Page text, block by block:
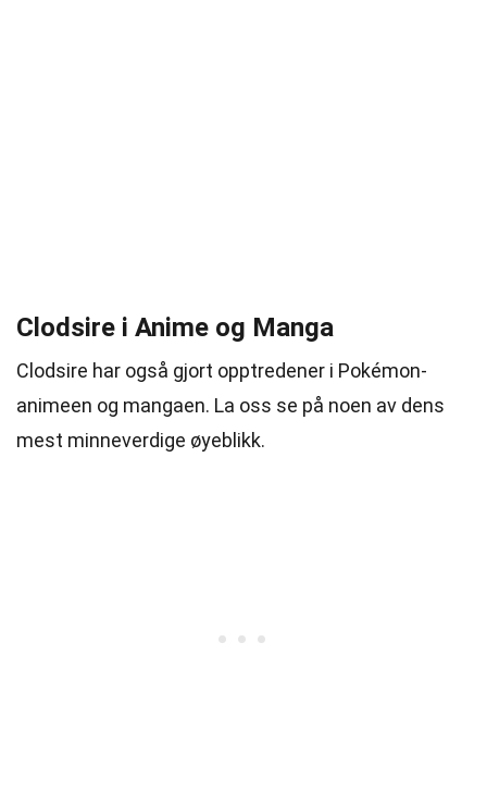
Clodsire i Anime og Manga
Clodsire har også gjort opptredener i Pokémon-
animeen og mangaen. La oss se på noen av dens
mest minneverdige øyeblikk.